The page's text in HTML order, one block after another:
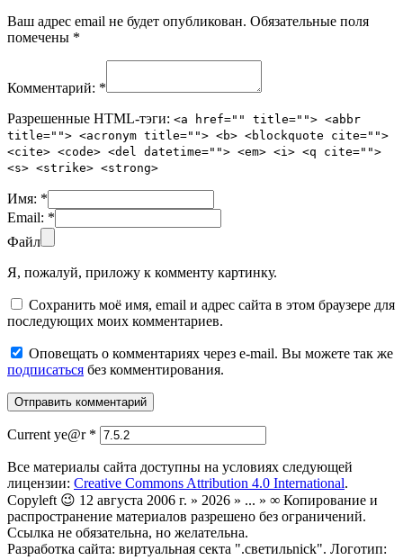
Ваш адрес email не будет опубликован. Обязательные поля
помечены *
Комментарий: *
Разрешенные HTML-тэги: <a href="" title=""> <abbr
title=""> <acronym title=""> <b> <blockquote cite="">
<cite> <code> <del datetime=""> <em> <i> <q cite="">
<s> <strike> <strong>
Имя: *
Email: *
Файл
Я, пожалуй, приложу к комменту картинку.
Сохранить моё имя, email и адрес сайта в этом браузере для
последующих моих комментариев.
Оповещать о комментариях через e-mail. Вы можете так же
подписаться без комментирования.
Current ye@r *
Все материалы сайта доступны на условиях следующей
лицензии: Creative Commons Attribution 4.0 International.
Copyleft 😉 12 августа 2006 г. » 2026 » ... » ∞ Копирование и
распространение материалов разрешено без ограничений.
Ссылка не обязательна, но желательна.
Разработка сайта: виртуальная секта ".светильnick". Логотип: